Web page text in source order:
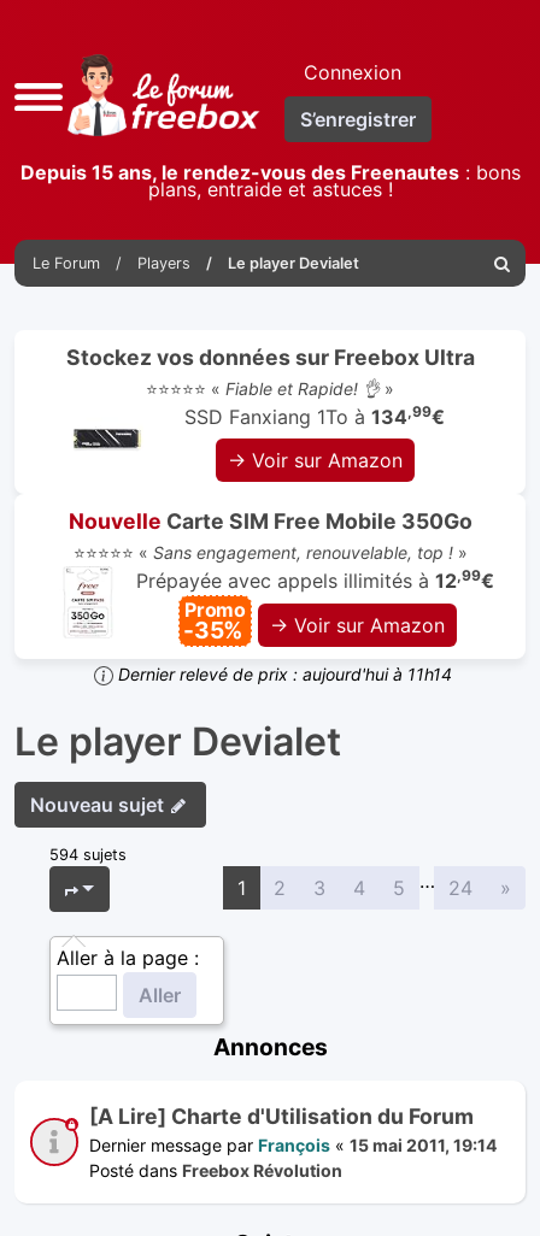
Accès
rapide
Connexion
S’enregistrer
Depuis 15 ans, le rendez-vous des Freenautes: bons
plans, entraide et astuces !
Le Forum Players Le player Devialet
Stockez vos données sur Freebox Ultra
⭐⭐⭐⭐⭐ « Fiable et Rapide! 👌»
SSD Fanxiang 1To à 134,99€
→ Voir sur Amazon
Nouvelle Carte SIM Free Mobile 350Go
⭐⭐⭐⭐⭐ « Sans engagement, renouvelable, top !»
Prépayée avec appels illimités à 12,99€
Promo
-35% → Voir sur Amazon
Dernier relevé de prix : aujourd'hui à 11h14
Le player Devialet
Nouveau sujet
594 sujets
Page
Aller à la page :
1 2 3 4 5 … 24 »
Annonces
[A Lire] Charte d'Utilisation du Forum
Dernier message par François « 15 mai 2011, 19:14
Posté dans Freebox Révolution